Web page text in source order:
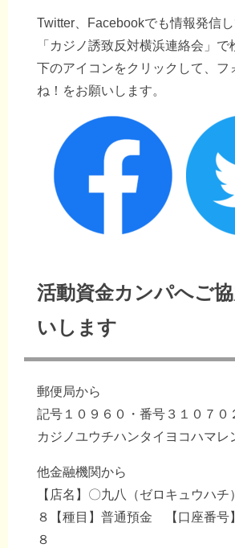
Twitter、Facebookでも情報発信し
「カジノ誘致反対横浜連絡会」で
下のアイコンをクリックして、フ
ね！をお願いします。
活動資金カンパへご
いします
郵便局から
記号１０９６０・番号３１０７０
カジノユウチハンタイヨコハマレ
他金融機関から
【店名】〇九八（ゼロキュウハチ
８【種目】普通預金 【口座番号
８